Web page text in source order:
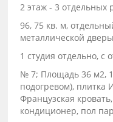
2 этаж - 3 отдельных
96, 75 кв. м,
металлической
1 студия отдельно, с
№ 7; Площадь 36 м2,
подогревом), плитка
Французская
кондиционер, пол